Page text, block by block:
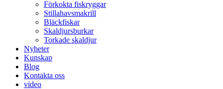
Förkokta fiskryggar
Stillahavsmakrill
Bläckfiskar
Skaldjursburkar
Torkade skaldjur
Nyheter
Kunskap
Blog
Kontakta oss
video